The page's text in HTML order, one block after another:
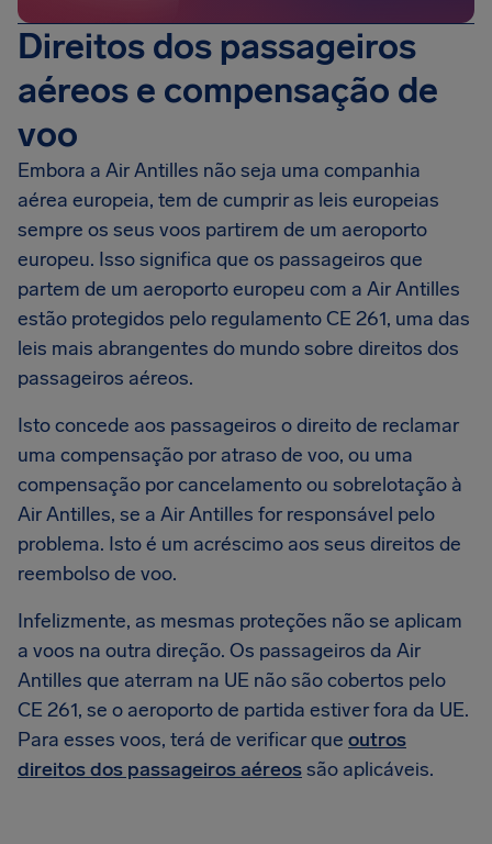
Direitos dos passageiros
aéreos e compensação de
voo
Embora a Air Antilles não seja uma companhia
aérea europeia, tem de cumprir as leis europeias
sempre os seus voos partirem de um aeroporto
europeu. Isso significa que os passageiros que
partem de um aeroporto europeu com a Air Antilles
estão protegidos pelo regulamento CE 261, uma das
leis mais abrangentes do mundo sobre direitos dos
passageiros aéreos.
Isto concede aos passageiros o direito de reclamar
uma compensação por atraso de voo, ou uma
compensação por cancelamento ou sobrelotação à
Air Antilles, se a Air Antilles for responsável pelo
problema. Isto é um acréscimo aos seus direitos de
reembolso de voo.
Infelizmente, as mesmas proteções não se aplicam
a voos na outra direção. Os passageiros da Air
Antilles que aterram na UE não são cobertos pelo
CE 261, se o aeroporto de partida estiver fora da UE.
Para esses voos, terá de verificar que outros
direitos dos passageiros aéreossão aplicáveis.